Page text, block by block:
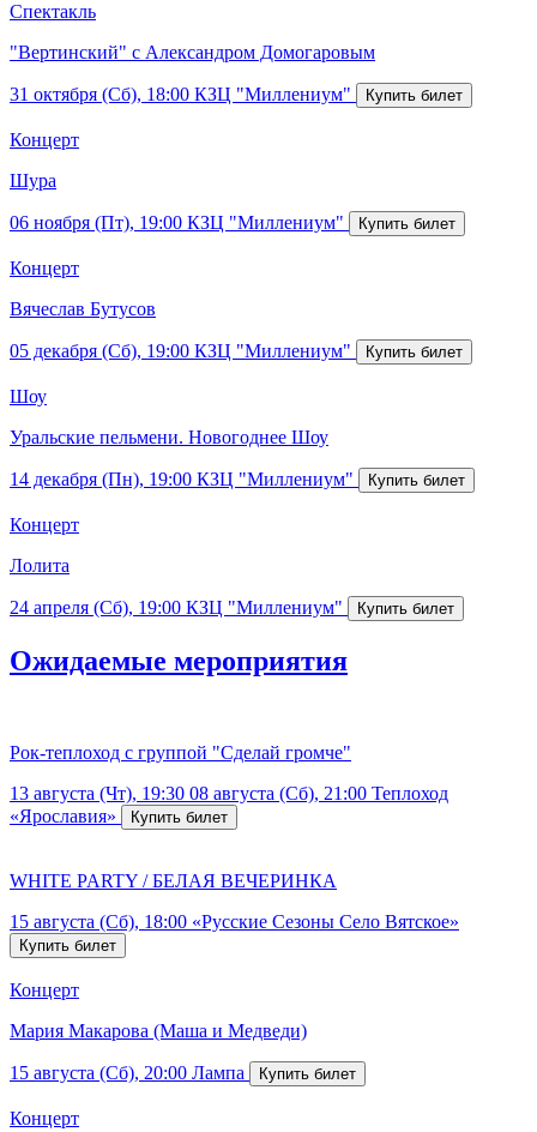
Спектакль
"Вертинский" с Александром Домогаровым
31 октября (Сб), 18:00 КЗЦ "Миллениум"
Концерт
Шура
06 ноября (Пт), 19:00 КЗЦ "Миллениум"
Концерт
Вячеслав Бутусов
05 декабря (Сб), 19:00 КЗЦ "Миллениум"
Шоу
Уральские пельмени. Новогоднее Шоу
14 декабря (Пн), 19:00 КЗЦ "Миллениум"
Концерт
Лолита
24 апреля (Сб), 19:00 КЗЦ "Миллениум"
Ожидаемые мероприятия
Рок-теплоход с группой "Сделай громче"
13 августа (Чт), 19:30 08 августа (Сб), 21:00 Теплоход
«Ярославия»
WHITE PARTY / БЕЛАЯ ВЕЧЕРИНКА
15 августа (Сб), 18:00 «Русские Сезоны Село Вятское»
Концерт
Мария Макарова (Маша и Медведи)
15 августа (Сб), 20:00 Лампа
Концерт